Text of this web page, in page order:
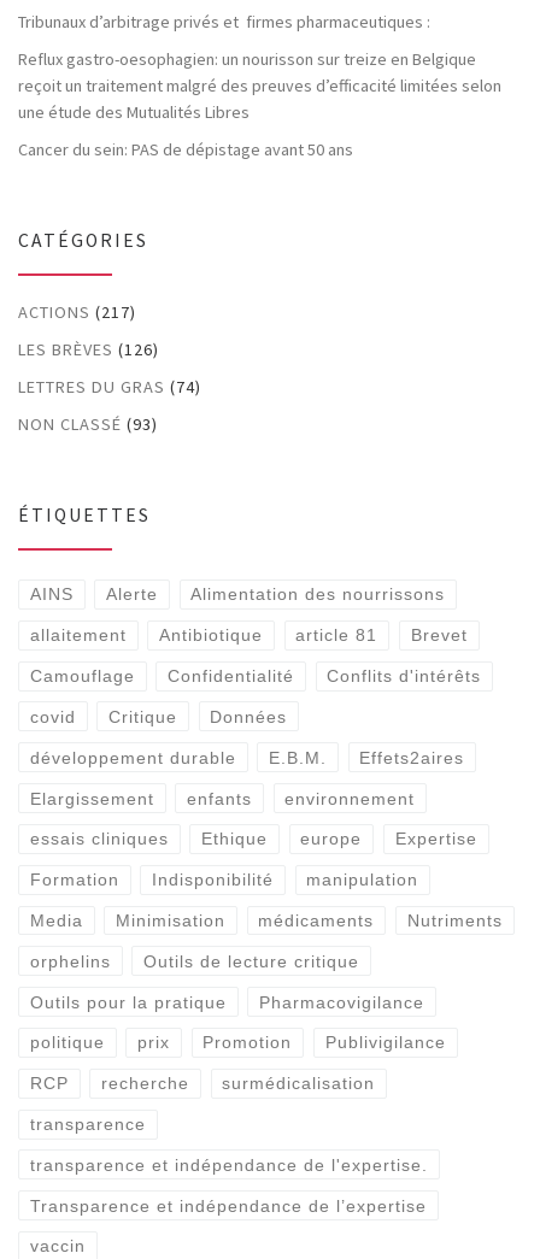
Tribunaux d’arbitrage privés et firmes pharmaceutiques :
Reflux gastro-oesophagien: un nourisson sur treize en Belgique
reçoit un traitement malgré des preuves d’efficacité limitées selon
une étude des Mutualités Libres
Cancer du sein: PAS de dépistage avant 50 ans
CATÉGORIES
ACTIONS (217)
LES BRÈVES (126)
LETTRES DU GRAS (74)
NON CLASSÉ (93)
ÉTIQUETTES
AINS Alerte Alimentation des nourrissons
allaitement Antibiotique article 81 Brevet
Camouflage Confidentialité Conflits d'intérêts
covid Critique Données
développement durable E.B.M. Effets2aires
Elargissement enfants environnement
essais cliniques Ethique europe Expertise
Formation Indisponibilité manipulation
Media Minimisation médicaments Nutriments
orphelins Outils de lecture critique
Outils pour la pratique Pharmacovigilance
politique prix Promotion Publivigilance
RCP recherche surmédicalisation
transparence
transparence et indépendance de l'expertise.
Transparence et indépendance de l’expertise
vaccin